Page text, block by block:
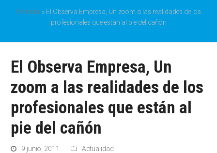
Portada » El Observa Empresa, Un zoom a las realidades de los
profesionales que están al pie del cañón
El Observa Empresa, Un
zoom a las realidades de los
profesionales que están al
pie del cañón
9 junio, 2011 Actualidad